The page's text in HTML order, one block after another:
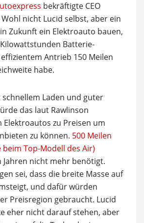
bekräftigte CEO
nicht Lucid selbst, aber ein
Zukunft ein Elektroauto bauen,
Batterie-
Antrieb 150 Meilen
habe.
Laden und guter
das laut Rawlinson
Elektroautos zu Preisen um
zu können. 500 Meilen
beim Top-Modell des Air)
Jahren nicht mehr benötigt.
sei, dass die breite Masse auf
und dafür würden
Preisregion gebraucht. Lucid
eher nicht darauf stehen, aber